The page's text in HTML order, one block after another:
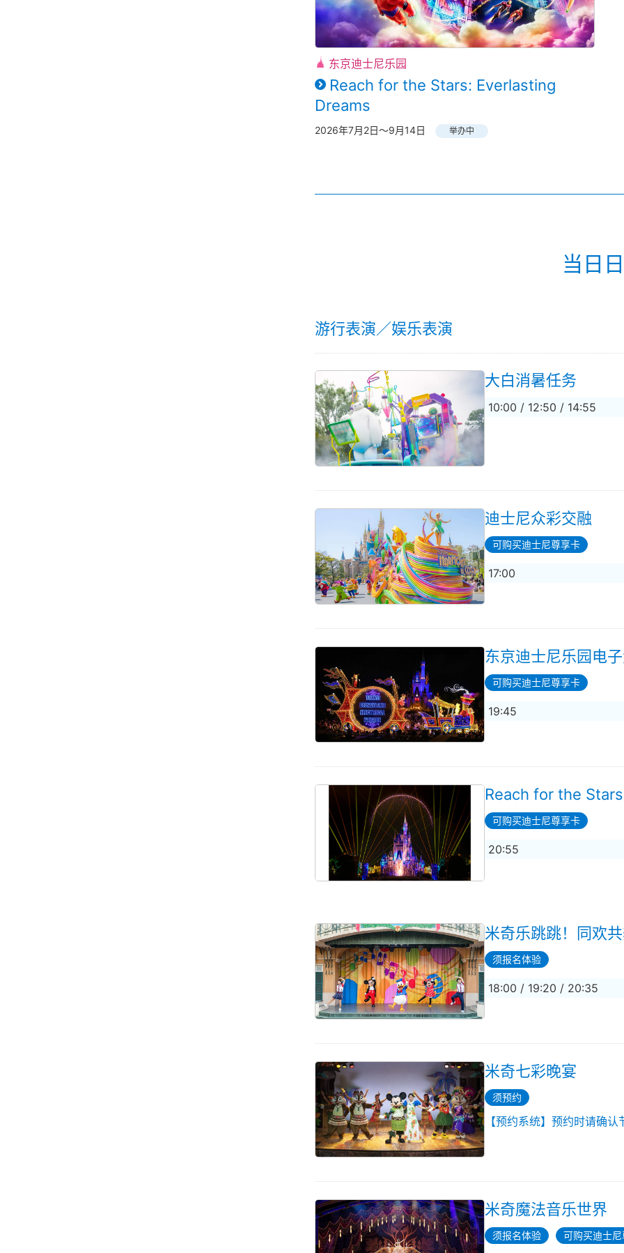
东京迪士尼乐园
Reach for the Stars: Everlasting
Dreams
2026年7月2日～9月14日 举办中
当日
游行表演／娱乐表演
大白消暑任务
10:00 / 12:50 / 14:55
迪士尼众彩交融
可购买迪士尼尊享卡
17:00
东京迪士尼乐园电
可购买迪士尼尊享卡
19:45
Reach for the
可购买迪士尼尊享卡
20:55
米奇乐跳跳！同欢
须报名体验
18:00 / 19:20 / 20:35
米奇七彩晚宴
须预约
【预约系统】预约时请确
米奇魔法音乐世界
须报名体验 可购买迪士